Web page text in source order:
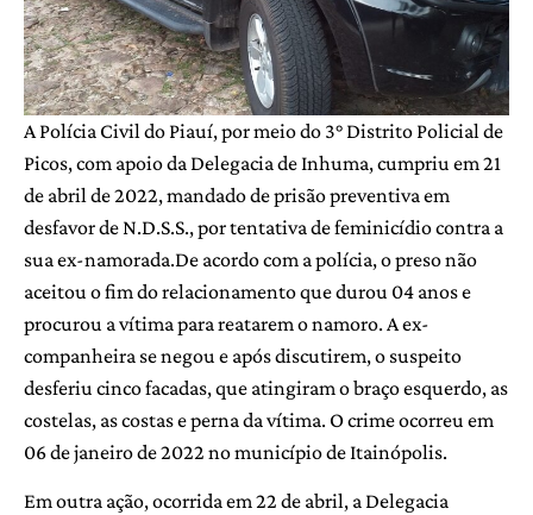
A Polícia Civil do Piauí, por meio do 3° Distrito Policial de
Picos, com apoio da Delegacia de Inhuma, cumpriu em 21
de abril de 2022, mandado de prisão preventiva em
desfavor de N.D.S.S., por tentativa de feminicídio contra a
sua ex-namorada.De acordo com a polícia, o preso não
aceitou o fim do relacionamento que durou 04 anos e
procurou a vítima para reatarem o namoro. A ex-
companheira se negou e após discutirem, o suspeito
desferiu cinco facadas, que atingiram o braço esquerdo, as
costelas, as costas e perna da vítima. O crime ocorreu em
06 de janeiro de 2022 no município de Itainópolis.
Em outra ação, ocorrida em 22 de abril, a Delegacia